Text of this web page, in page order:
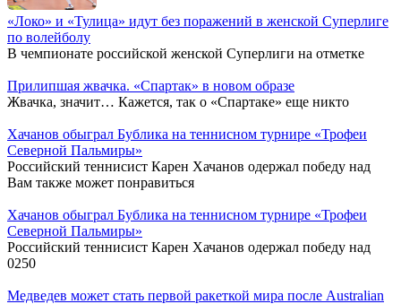
«Локо» и «Тулица» идут без поражений в женской Суперлиге
по волейболу
В чемпионате российской женской Суперлиги на отметке
Прилипшая жвачка. «Спартак» в новом образе
Жвачка, значит… Кажется, так о «Спартаке» еще никто
Хачанов обыграл Бублика на теннисном турнире «Трофеи
Северной Пальмиры»
Российский теннисист Карен Хачанов одержал победу над
Вам также может понравиться
Хачанов обыграл Бублика на теннисном турнире «Трофеи
Северной Пальмиры»
Российский теннисист Карен Хачанов одержал победу над
0250
Медведев может стать первой ракеткой мира после Australian